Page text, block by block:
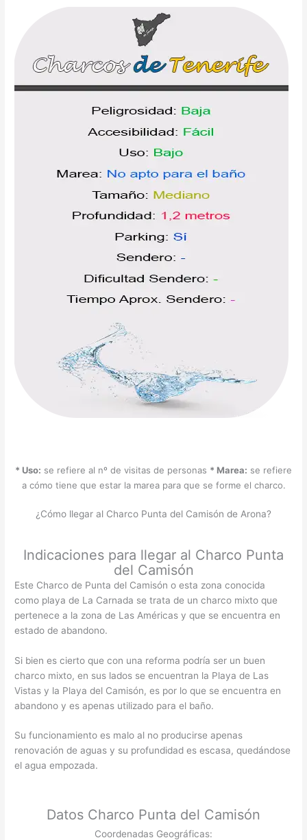
* Uso: se refiere al nº de visitas de personas * Marea: se refiere
a cómo tiene que estar la marea para que se forme el charco.
¿Cómo llegar al Charco Punta del Camisón de Arona?
Indicaciones para llegar al Charco Punta
del Camisón
Este Charco de Punta del Camisón o esta zona conocida
como playa de La Carnada se trata de un charco mixto que
pertenece a la zona de Las Américas y que se encuentra en
estado de abandono.
Si bien es cierto que con una reforma podría ser un buen
charco mixto, en sus lados se encuentran la Playa de Las
Vistas y la Playa del Camisón, es por lo que se encuentra en
abandono y es apenas utilizado para el baño.
Su funcionamiento es malo al no producirse apenas
renovación de aguas y su profundidad es escasa, quedándose
el agua empozada.
Datos Charco Punta del Camisón
Coordenadas Geográficas: